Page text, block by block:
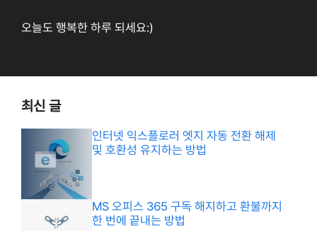
오늘도 행복한 하루 되세요:)
최신 글
인터넷 익스플로러 엣지 자동 전환 해제
및 호환성 유지하는 방법
MS 오피스 365 구독 해지하고 환불까지
한 번에 끝내는 방법